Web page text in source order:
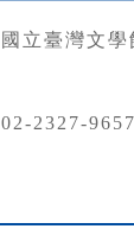
國立臺灣文
02-2327-